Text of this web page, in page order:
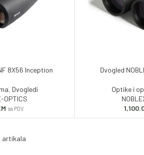
8X56 Inception
, Dvogledi
OPTICS
sa PDV
Dvogled
Optike i
artikala